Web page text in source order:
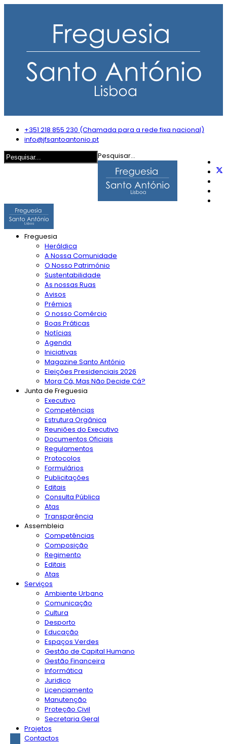
+351 218 855 230 (Chamada para a rede fixa nacional)
info@jfsantoantonio.pt
Pesquisar...
Freguesia
Heráldica
A Nossa Comunidade
O Nosso Património
Sustentabilidade
As nossas Ruas
Avisos
Prémios
O nosso Comércio
Boas Práticas
Notícias
Agenda
Iniciativas
Magazine Santo António
Eleições Presidenciais 2026
Mora Cá, Mas Não Decide Cá?
Junta de Freguesia
Executivo
Competências
Estrutura Orgânica
Reuniões do Executivo
Documentos Oficiais
Regulamentos
Protocolos
Formulários
Publicitações
Editais
Consulta Pública
Atas
Transparência
Assembleia
Competências
Composição
Regimento
Editais
Atas
Serviços
Ambiente Urbano
Comunicação
Cultura
Desporto
Educação
Espaços Verdes
Gestão de Capital Humano
Gestão Financeira
Informática
Juridico
Licenciamento
Manutenção
Proteção Civil
Secretaria Geral
Projetos
Contactos